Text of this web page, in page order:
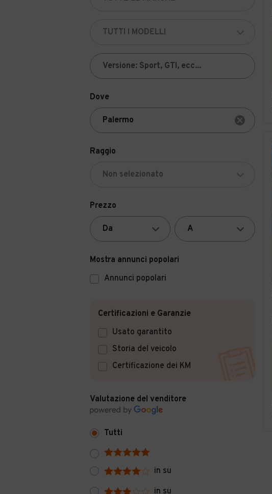
Dove
Raggio
Prezzo
Mostra annunci popolari
Annunci popolari
Certificazioni e Garanzie
Usato garantito
Storia del veicolo
Certificazione dei KM
Valutazione del venditore
Tutti
in su
in su